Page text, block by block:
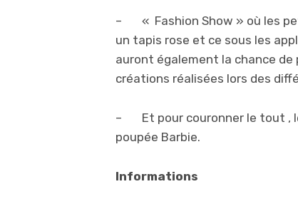
– « Fashion Show » où les
un tapis rose et ce sous les
auront également la chance
créations réalisées lors des
– Et pour couronner le tout ,
poupée Barbie.
Informations